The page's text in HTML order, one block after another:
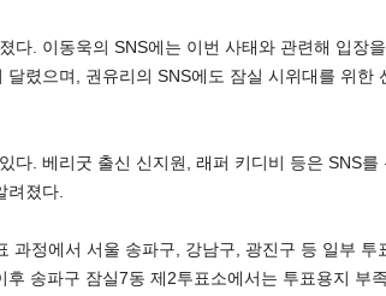
다. 이동욱의 SNS에는 이번 사태와 관련해 입장
렸으며, 권유리의 SNS에도 잠실 시위대를 위한
다. 베리굿 출신 신지원, 래퍼 키디비 등은 SNS를
려졌다.
과정에서 서울 송파구, 강남구, 광진구 등 일부 투
송파구 잠실7동 제2투표소에서는 투표용지 부